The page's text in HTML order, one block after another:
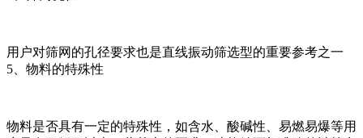
用户对筛网的孔径要求也是直线振动筛选型的重要参考之一
5、物料的特殊性
物料是否具有一定的特殊性，如含水、酸碱性、易燃易爆等用